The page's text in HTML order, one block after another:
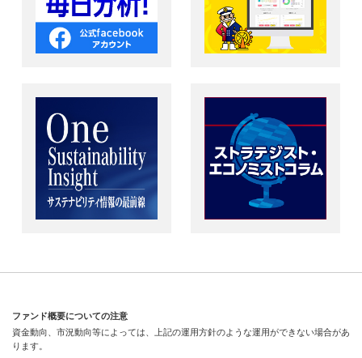
ファンド概要についての注意
資金動向、市況動向等によっては、上記の運用方針のような運用ができない場合があ
ります。